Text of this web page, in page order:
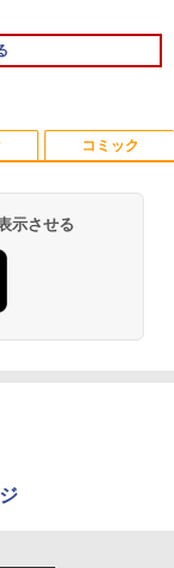
トパソコン 中古
モリ 8GB 最大3
トパソコン Win
メ おまかせ 15.6
福袋 ギフト
DDR4/5｜ デ
安 高性能 ゲー
初期設定済み
デスクトップPC
ーミングキー
8GB SSD2
級金属製】【タ
接続 電池内蔵
ニター スタンド
パータン
フホワイト
Milli, ATL Jacob
・ろ・は・す 2L P
コミック
ジタル版ビッグガ
示させる